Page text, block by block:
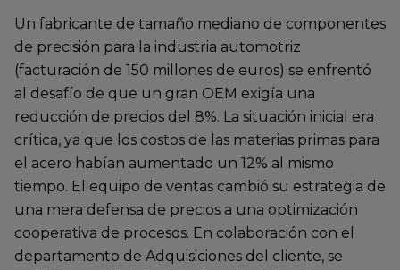
Un fabricante de tamaño mediano de componentes
de precisión para la industria automotriz
(facturación de 150 millones de euros) se enfrentó
al desafío de que un gran OEM exigía una
reducción de precios del 8%. La situación inicial era
crítica, ya que los costos de las materias primas para
el acero habían aumentado un 12% al mismo
tiempo. El equipo de ventas cambió su estrategia de
una mera defensa de precios a una optimización
cooperativa de procesos. En colaboración con el
departamento de Adquisiciones del cliente, se